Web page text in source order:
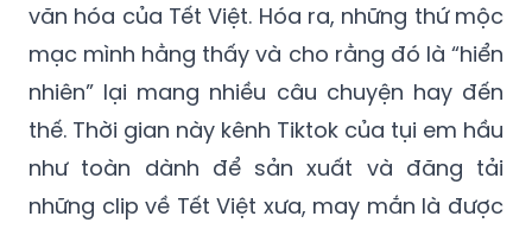
văn hóa của Tết Việt. Hóa ra, những thứ mộc
mạc mình hằng thấy và cho rằng đó là “hiển
nhiên” lại mang nhiều câu chuyện hay đến
thế. Thời gian này kênh Tiktok của tụi em hầu
như toàn dành để sản xuất và đăng tải
những clip về Tết Việt xưa, may mắn là được